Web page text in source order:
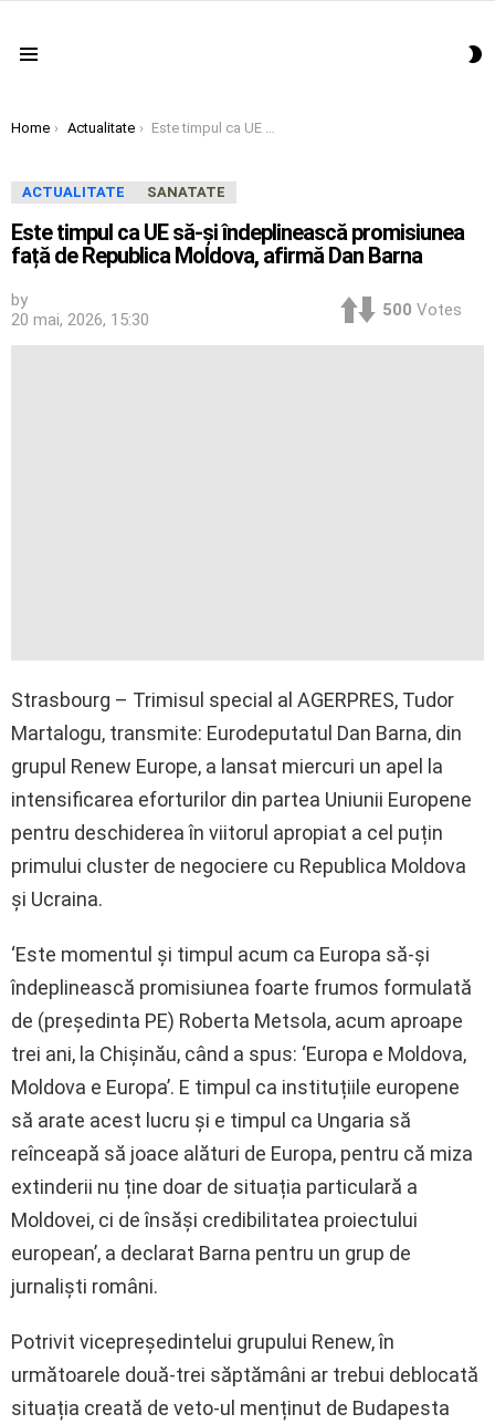
You are here:
Home Actualitate Este timpul ca UE să-și îndeplinească promisiunea față de Republica Moldova, afirmă Dan Barna
ACTUALITATE SANATATE
Este timpul ca UE să-și îndeplinească promisiunea
față de Republica Moldova, afirmă Dan Barna
by
20 mai, 2026, 15:30
500 Votes
Strasbourg – Trimisul special al AGERPRES, Tudor
Martalogu, transmite: Eurodeputatul Dan Barna, din
grupul Renew Europe, a lansat miercuri un apel la
intensificarea eforturilor din partea Uniunii Europene
pentru deschiderea în viitorul apropiat a cel puțin
primului cluster de negociere cu Republica Moldova
și Ucraina.
‘Este momentul și timpul acum ca Europa să-și
îndeplinească promisiunea foarte frumos formulată
de (președinta PE) Roberta Metsola, acum aproape
trei ani, la Chișinău, când a spus: ‘Europa e Moldova,
Moldova e Europa’. E timpul ca instituțiile europene
să arate acest lucru și e timpul ca Ungaria să
reînceapă să joace alături de Europa, pentru că miza
extinderii nu ține doar de situația particulară a
Moldovei, ci de însăși credibilitatea proiectului
european’, a declarat Barna pentru un grup de
jurnaliști români.
Potrivit vicepreședintelui grupului Renew, în
următoarele două-trei săptămâni ar trebui deblocată
situația creată de veto-ul menținut de Budapesta